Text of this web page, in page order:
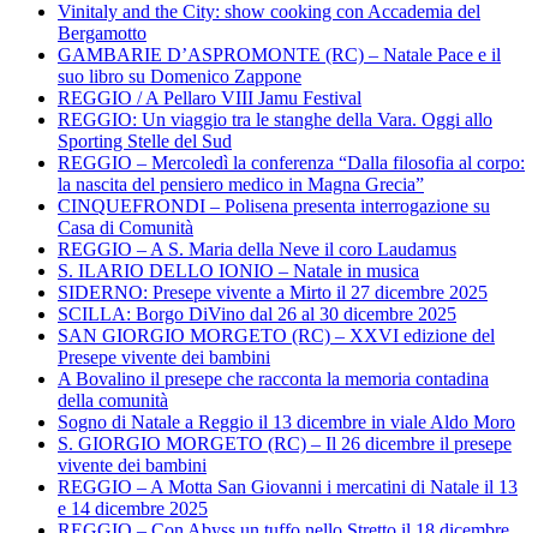
Vinitaly and the City: show cooking con Accademia del
Bergamotto
GAMBARIE D’ASPROMONTE (RC) – Natale Pace e il
suo libro su Domenico Zappone
REGGIO / A Pellaro VIII Jamu Festival
REGGIO: Un viaggio tra le stanghe della Vara. Oggi allo
Sporting Stelle del Sud
REGGIO – Mercoledì la conferenza “Dalla filosofia al corpo:
la nascita del pensiero medico in Magna Grecia”
CINQUEFRONDI – Polisena presenta interrogazione su
Casa di Comunità
REGGIO – A S. Maria della Neve il coro Laudamus
S. ILARIO DELLO IONIO – Natale in musica
SIDERNO: Presepe vivente a Mirto il 27 dicembre 2025
SCILLA: Borgo DiVino dal 26 al 30 dicembre 2025
SAN GIORGIO MORGETO (RC) – XXVI edizione del
Presepe vivente dei bambini
A Bovalino il presepe che racconta la memoria contadina
della comunità
Sogno di Natale a Reggio il 13 dicembre in viale Aldo Moro
S. GIORGIO MORGETO (RC) – Il 26 dicembre il presepe
vivente dei bambini
REGGIO – A Motta San Giovanni i mercatini di Natale il 13
e 14 dicembre 2025